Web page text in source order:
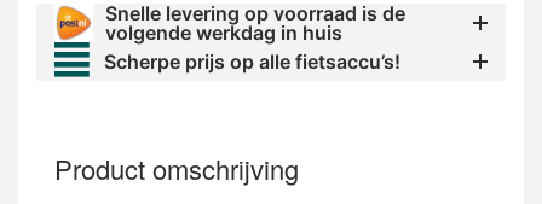
Snelle levering op voorraad is de
volgende werkdag in huis
Scherpe prijs op alle fietsaccu’s!
Product omschrijving